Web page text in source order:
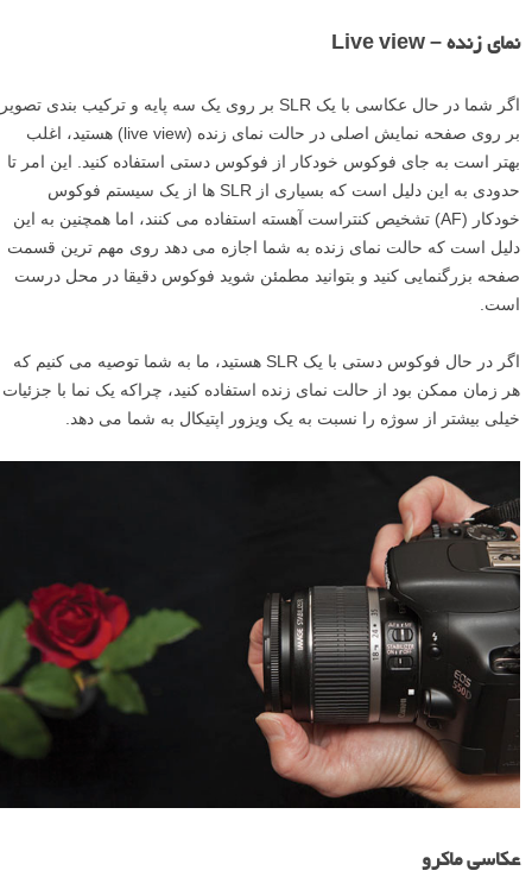
نمای زنده – Live view
اگر شما در حال عکاسی با یک SLR بر روی یک سه پایه و ترکیب بندی تصویر
بر روی صفحه نمایش اصلی در حالت نمای زنده (live view) هستید، اغلب
بهتر است به جای فوکوس خودکار از فوکوس دستی استفاده کنید. این امر تا
حدودی به این دلیل است که بسیاری از SLR ها از یک سیستم فوکوس
خودکار (AF) تشخیص کنتراست آهسته استفاده می کنند، اما همچنین به این
دلیل است که حالت نمای زنده به شما اجازه می دهد روی مهم ترین قسمت
صفحه بزرگنمایی کنید و بتوانید مطمئن شوید فوکوس دقیقا در محل درست
است.
اگر در حال فوکوس دستی با یک SLR هستید، ما به شما توصیه می کنیم که
هر زمان ممکن بود از حالت نمای زنده استفاده کنید، چراکه یک نما با جزئیات
خیلی بیشتر از سوژه را نسبت به یک ویزور اپتیکال به شما می دهد.
عکاسی ماکرو